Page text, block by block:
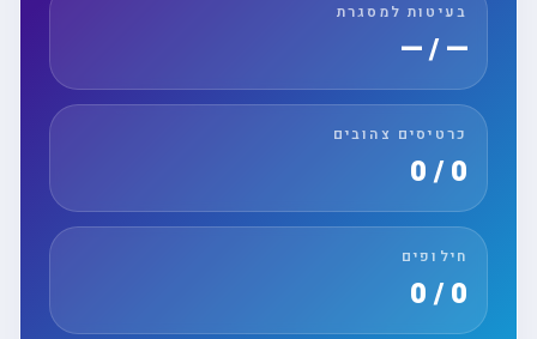
בעיטות למסגרת
— / —
כרטיסים צהובים
חילופים